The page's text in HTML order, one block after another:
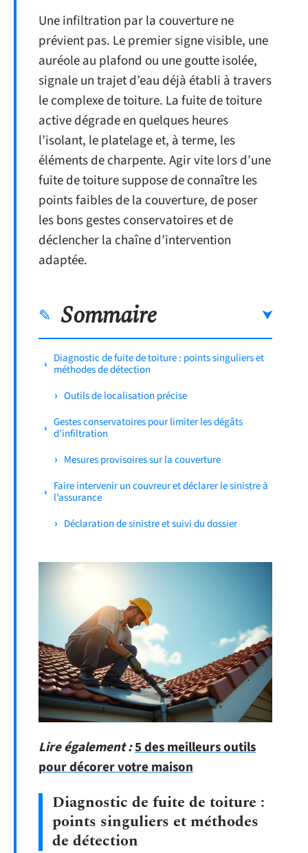
Une infiltration par la couverture ne
prévient pas. Le premier signe visible, une
auréole au plafond ou une goutte isolée,
signale un trajet d’eau déjà établi à travers
le complexe de toiture. La fuite de toiture
active dégrade en quelques heures
l’isolant, le platelage et, à terme, les
éléments de charpente. Agir vite lors d’une
fuite de toiture suppose de connaître les
points faibles de la couverture, de poser
les bons gestes conservatoires et de
déclencher la chaîne d’intervention
adaptée.
Sommaire
Diagnostic de fuite de toiture : points singuliers et
méthodes de détection
Outils de localisation précise
Gestes conservatoires pour limiter les dégâts
d’infiltration
Mesures provisoires sur la couverture
Faire intervenir un couvreur et déclarer le sinistre à
l’assurance
Déclaration de sinistre et suivi du dossier
Lire également :5 des meilleurs outils
pour décorer votre maison
Diagnostic de fuite de toiture :
points singuliers et méthodes
de détection